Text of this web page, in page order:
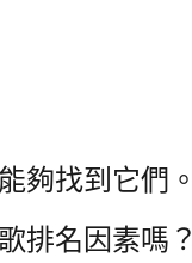
夠找到它們。
排名因素嗎？